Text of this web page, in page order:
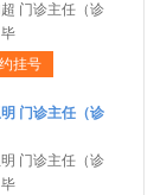
门诊主任（诊
挂号
门诊主任（诊
门诊主任（诊